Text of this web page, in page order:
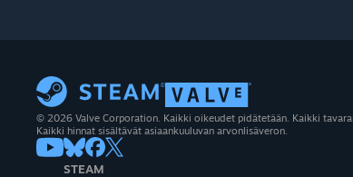
© 2026 Valve Corporation. Kaikki oikeudet pidätetään. Kaikki
Kaikki hinnat sisältävät asiaankuuluvan arvonlisäveron.
STEAM